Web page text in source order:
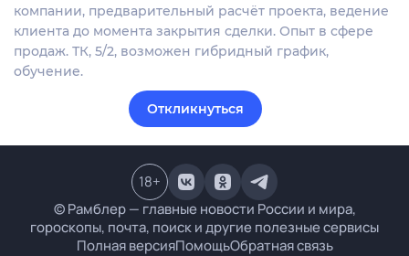
компании, предварительный расчёт проекта, ведение
клиента до момента закрытия сделки. Опыт в сфере
продаж. ТК, 5/2, возможен гибридный график,
обучение.
Откликнуться
© Рамблер — главные новости России и мира,
гороскопы, почта, поиск и другие полезные сервисы
Полная версияПомощьОбратная связь
18+